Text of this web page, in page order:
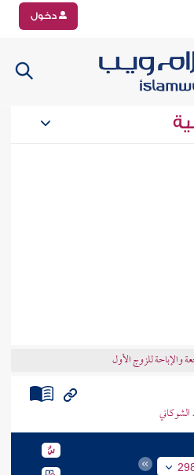
دخول
والإباحة للزوج الأول